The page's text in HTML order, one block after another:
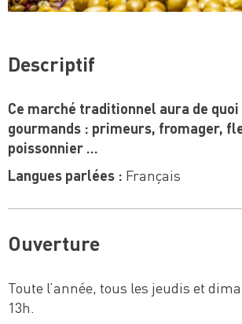
Descriptif
Ce marché traditionnel aura de
gourmands : primeurs, fromager,
poissonnier …
Langues parlées : Français
Ouverture
Toute l’année, tous les jeudis et
13h.